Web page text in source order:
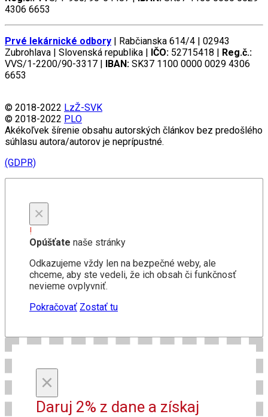
4306 6653
Prvé lekárnické odbory | Rabčianska 614/4 | 02943
Zubrohlava | Slovenská republika |
IČO: 52715418 |
Reg.č.:
VVS/1-2200/90-3317 |
IBAN: SK37 1100 0000 0029 4306
6653
© 2018-2022 LzŽ-SVK
© 2018-2022 PLO
Akékoľvek šírenie obsahu autorských článkov bez predošlého
súhlasu autora/autorov je neprípustné.
(GDPR)
×
!
Opúšťate naše stránky
Odkazujeme vždy len na bezpečné weby, ale
chceme, aby ste vedeli, že ich obsah či funkčnosť
nevieme ovplyvniť.
Pokračovať Zostať tu
×
Daruj 2% z dane a získaj